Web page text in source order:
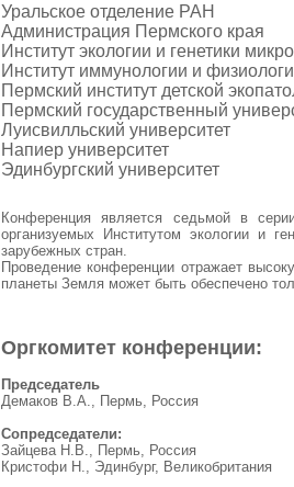
Уральское отделение РАН
Администрация Пермского края
Институт экологии и генетики
Институт иммунологии и
Пермский институт детской
Пермский государственный
Луисвилльский университет
Напиер университет
Эдинбургский университет
Конференция является седьмой в
организуемых Институтом экологии и
зарубежных стран.
Проведение конференции отражает
планеты Земля может быть обеспечено
Оргкомитет конференции:
Председатель
Демаков В.А., Пермь, Россия
Сопредседатели:
Зайцева Н.В., Пермь, Россия
Кристофи Н., Эдинбург, Великобритания